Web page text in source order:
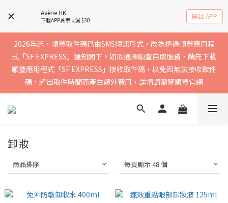
Avène HK
下載APP首單立減 $30 開啟 APP
買滿$400免運費，訂單經順豐速運會於2-5個工作天內送到，請核
實聯絡資料以確保收到送貨通知，暫不支援中國內地及澳門地區
實聯絡資料以確保收到送貨通知，暫不支援中國內地及澳門地區
2026年起，順豐取件碼已由SMS短訊形式，改為透過順豐應用程
式「SF EXPRESS」通知閣下。如欲選擇順豐自取服務，請先下載
順豐應用程式「SF EXPRESS」接收取件碼，以免因無法接收取件
碼，超出取件時間而產生額外費用，詳情請瀏覽順豐官網
卸妝
商品排序 每頁顯示 48 個